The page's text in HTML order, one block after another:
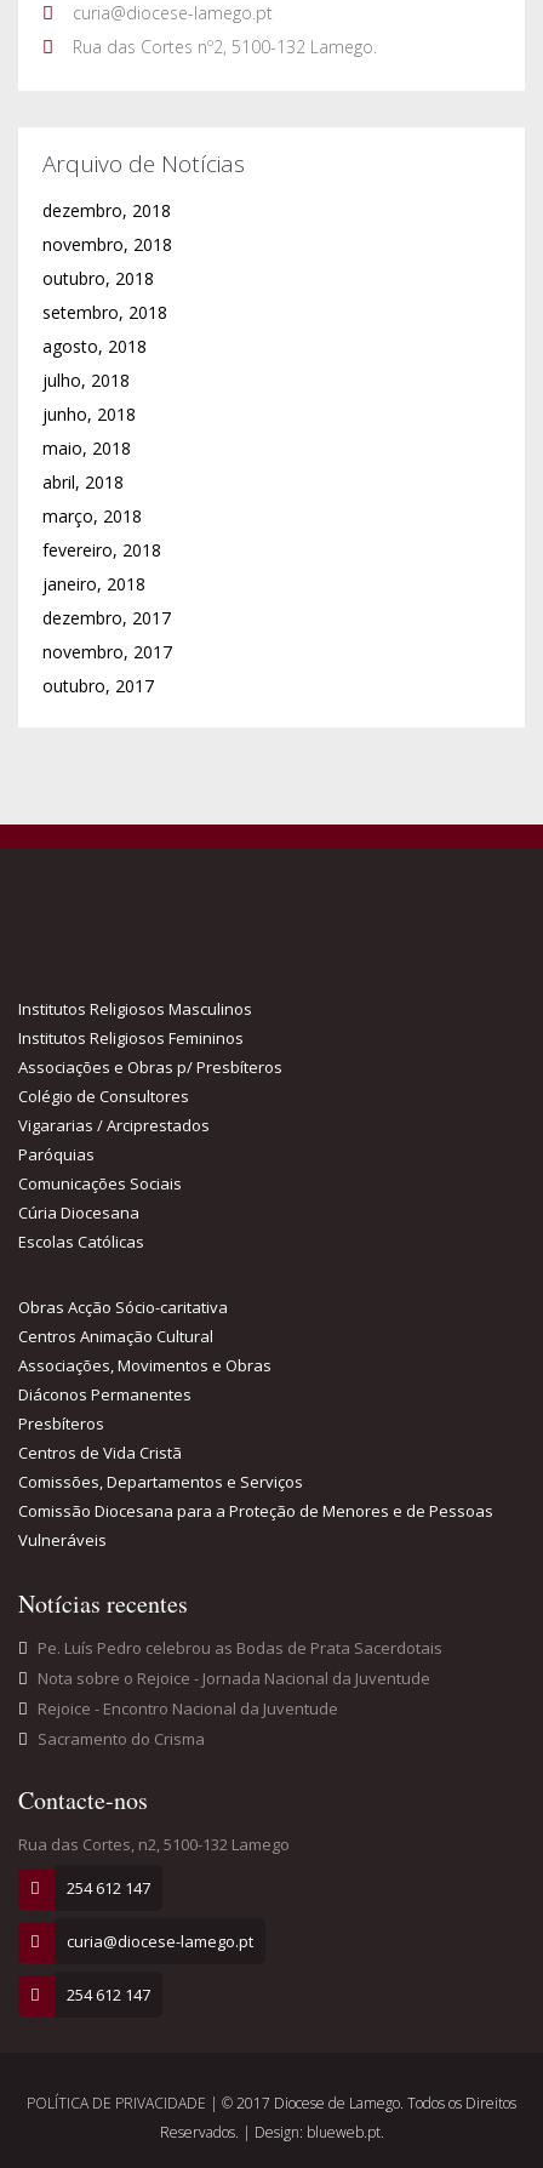
curia@diocese-lamego.pt
Rua das Cortes nº2, 5100-132 Lamego.
Arquivo de Notícias
dezembro, 2018
novembro, 2018
outubro, 2018
setembro, 2018
agosto, 2018
julho, 2018
junho, 2018
maio, 2018
abril, 2018
março, 2018
fevereiro, 2018
janeiro, 2018
dezembro, 2017
novembro, 2017
outubro, 2017
Institutos Religiosos Masculinos
Institutos Religiosos Femininos
Associações e Obras p/ Presbíteros
Colégio de Consultores
Vigararias / Arciprestados
Paróquias
Comunicações Sociais
Cúria Diocesana
Escolas Católicas
Obras Acção Sócio-caritativa
Centros Animação Cultural
Associações, Movimentos e Obras
Diáconos Permanentes
Presbíteros
Centros de Vida Cristã
Comissões, Departamentos e Serviços
Comissão Diocesana para a Proteção de Menores e de Pessoas
Vulneráveis
Notícias recentes
Pe. Luís Pedro celebrou as Bodas de Prata Sacerdotais
Nota sobre o Rejoice - Jornada Nacional da Juventude
Rejoice - Encontro Nacional da Juventude
Sacramento do Crisma
Contacte-nos
Rua das Cortes, n2, 5100-132 Lamego
254 612 147
curia@diocese-lamego.pt
254 612 147
POLÍTICA DE PRIVACIDADE | © 2017 Diocese de Lamego. Todos os Direitos
Reservados. | Design: blueweb.pt.